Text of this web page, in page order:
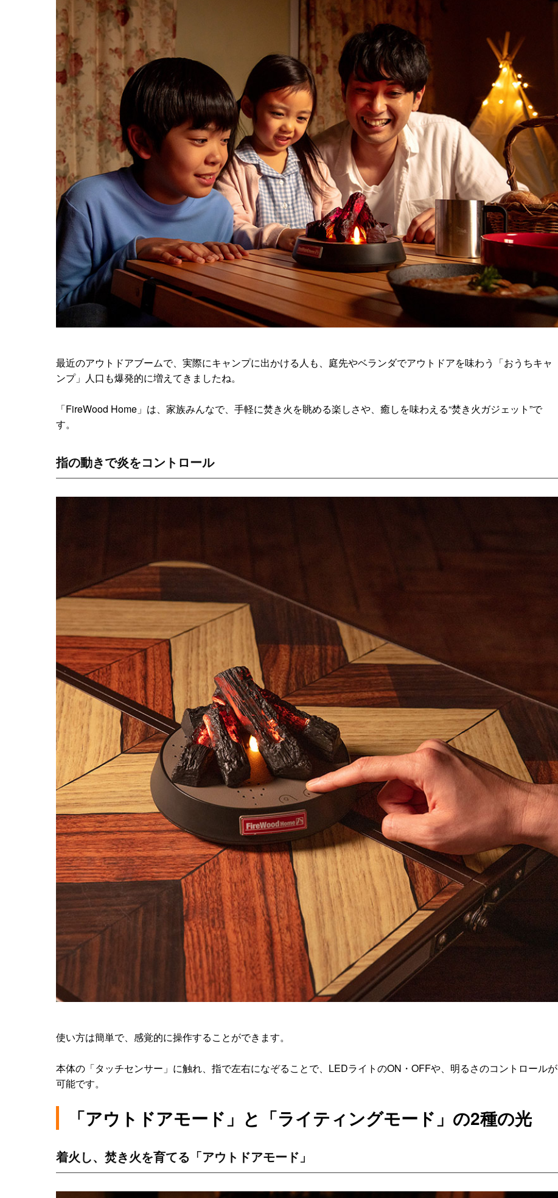
最近のアウトドアブームで、実際にキャンプに出かける人も、庭先やベランダでアウトドアを味わう「おうちキャ
ンプ」人口も爆発的に増えてきましたね。
「FireWood Home」は、家族みんなで、手軽に焚き火を眺める楽しさや、癒しを味わえる“焚き火ガジェット”で
す。
指の動きで炎をコントロール
使い方は簡単で、感覚的に操作することができます。
本体の「タッチセンサー」に触れ、指で左右になぞることで、LEDライトのON・OFFや、明るさのコントロールが
可能です。
「アウトドアモード」と「ライティングモード」の2種の光
着火し、焚き火を育てる「アウトドアモード」